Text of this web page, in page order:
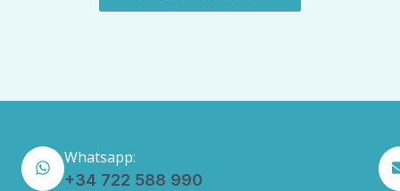
Whatsapp:
+34 722 588 990